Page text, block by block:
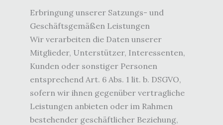
Erbringung unserer Satzungs- und
Geschäftsgemäßen Leistungen
Wir verarbeiten die Daten unserer
Mitglieder, Unterstützer, Interessenten,
Kunden oder sonstiger Personen
entsprechend Art. 6 Abs. 1 lit. b. DSGVO,
sofern wir ihnen gegenüber vertragliche
Leistungen anbieten oder im Rahmen
bestehender geschäftlicher Beziehung,